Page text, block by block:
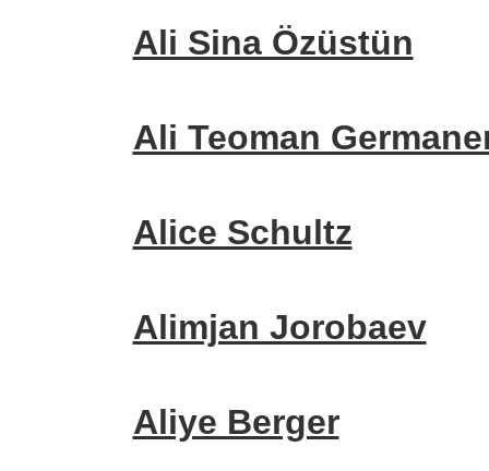
Ali Sina Özüstün
Ali Teoman
Alice Schultz
Alimjan Jorobaev
Aliye Berger